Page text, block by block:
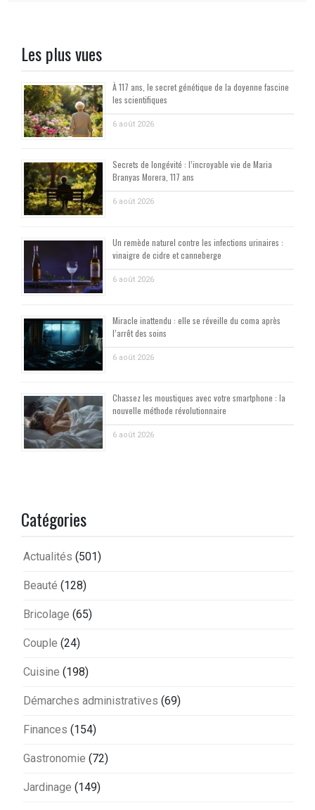
Les plus vues
À 117 ans, le secret génétique de la doyenne fascine
les scientifiques
6 août 2026
Secrets de longévité : l’incroyable vie de Maria
Branyas Morera, 117 ans
6 août 2026
Un remède naturel contre les infections urinaires :
vinaigre de cidre et canneberge
6 août 2026
Miracle inattendu : elle se réveille du coma après
l’arrêt des soins
6 août 2026
Chassez les moustiques avec votre smartphone : la
nouvelle méthode révolutionnaire
6 août 2026
Catégories
Actualités (501)
Beauté (128)
Bricolage (65)
Couple (24)
Cuisine (198)
Démarches administratives (69)
Finances (154)
Gastronomie (72)
Jardinage (149)